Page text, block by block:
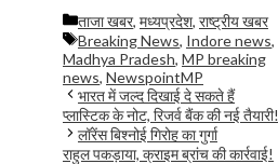
Categories
ताजा खबर, मध्यप्रदेश, राष्ट्रीय खबर
Tags
Breaking News, Indore news,
Madhya Pradesh, MP breaking
news, NewspointMP
भारत में जल्द दिखाई दे सकते हैं
प्लास्टिक के नोट, रिजर्व बैंक की नई तैयारी!
लॉरेंस बिश्नोई गिरोह का गुर्गा
राहुल पकड़ाया, क्राइम ब्रांच की कार्रवाई!